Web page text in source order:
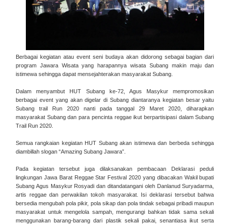
Berbagai kegiatan atau event seni budaya akan didorong sebagai bagian dari
program Jawara Wisata yang harapannya wisata Subang makin maju dan
istimewa sehingga dapat mensejahterakan masyarakat Subang.
Dalam menyambut HUT Subang ke-72, Agus Masykur mempromosikan
berbagai event yang akan digelar di Subang diantaranya kegiatan besar yaitu
Subang trail Run 2020 nanti pada tanggal 29 Maret 2020, diharapkan
masyarakat Subang dan para pencinta reggae ikut berpartisipasi dalam Subang
Trail Run 2020.
Semua rangkaian kegiatan HUT Subang akan istimewa dan berbeda sehingga
diambillah slogan “Amazing Subang Jawara”.
Pada kegiatan tersebut juga dilaksanakan pembacaan Deklarasi peduli
lingkungan Jawa Barat Reggae Star Festival 2020 yang dibacakan Wakil bupati
Subang Agus Masykur Rosyadi dan ditandatangani oleh Danlanud Suryadarma,
artis reggae dan perwakilan tokoh masyarakat. Isi deklarasi tersebut bahwa
bersedia mengubah pola pikir, pola sikap dan pola tindak sebagai pribadi maupun
masyarakat untuk mengelola sampah, mengurangi bahkan tidak sama sekali
menggunakan barang-barang dari plastik sekali pakai, senantiasa ikut serta